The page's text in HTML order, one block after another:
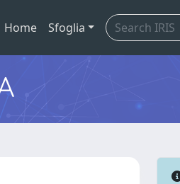
Home Sfoglia